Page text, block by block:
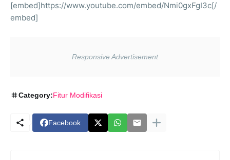
[embed]https://www.youtube.com/embed/Nmi0gxFgI3c[/
embed]
Category:Fitur Modifikasi
Facebook